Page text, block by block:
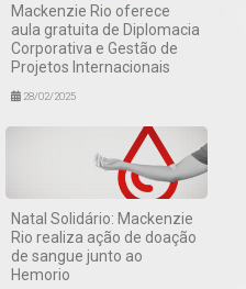
Mackenzie Rio oferece
aula gratuita de Diplomacia
Corporativa e Gestão de
Projetos Internacionais
28/02/2025
Natal Solidário: Mackenzie
Rio realiza ação de doação
de sangue junto ao
Hemorio